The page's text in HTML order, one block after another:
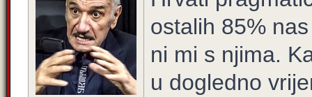
ostalih 85%
ni mi s njima.
u dogledno